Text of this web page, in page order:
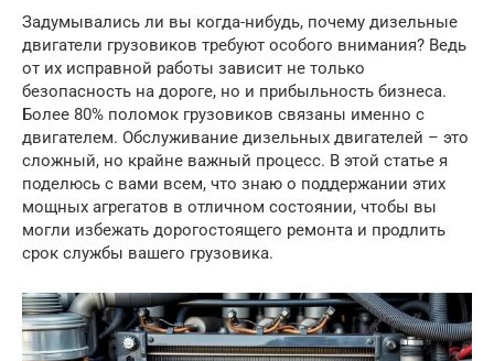
Задумывались ли вы когда-нибудь, почему дизельные
двигатели грузовиков требуют особого внимания? Ведь
от их исправной работы зависит не только
безопасность на дороге, но и прибыльность бизнеса.
Более 80% поломок грузовиков связаны именно с
двигателем. Обслуживание дизельных двигателей – это
сложный, но крайне важный процесс. В этой статье я
поделюсь с вами всем, что знаю о поддержании этих
мощных агрегатов в отличном состоянии, чтобы вы
могли избежать дорогостоящего ремонта и продлить
срок службы вашего грузовика.